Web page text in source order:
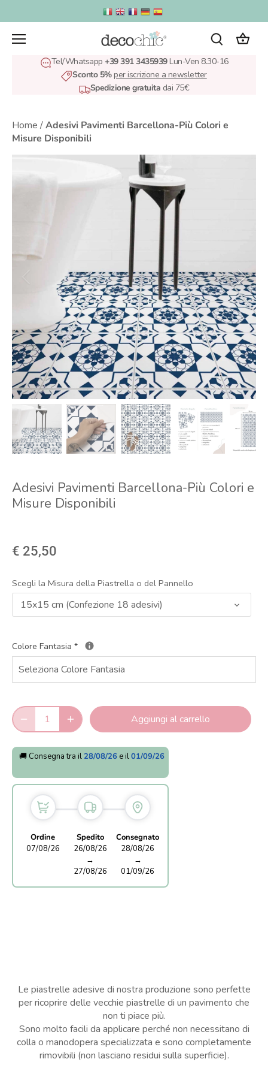
al
contenuto
Tel/Whatsapp +39 391 3435939Lun-Ven 8.30-16
Sconto 5%per iscrizione a newsletter
Spedizione gratuita dai 75€
Home /Adesivi Pavimenti Barcellona-Più Colori e
Misure Disponibili
Adesivi Pavimenti Barcellona-Più Colori e
Misure Disponibili
€ 25,50
Scegli la Misura della Piastrella o del Pannello
15x15 cm (Confezione 18 adesivi)
Colore Fantasia *
Aggiungi al carrello
🚚 Consegna tra il 28/08/26 e il01/09/26
Ordine
07/08/26
Spedito
26/08/26
→
27/08/26
Consegnato
28/08/26
→
01/09/26
Le piastrelle adesive di nostra produzione sono perfette
per ricoprire delle vecchie piastrelle di un pavimento che
non ti piace più.
Sono molto facili da applicare perché non necessitano di
colla o manodopera specializzata e sono completamente
rimovibili (non lasciano residui sulla superficie).